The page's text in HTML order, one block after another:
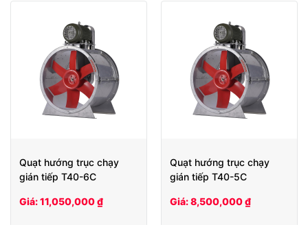
Quạt hướng trục chạy
gián tiếp T40-6C
Giá: 11,050,000 ₫
Quạt hướng trục chạy
gián tiếp T40-5C
Giá: 8,500,000 ₫